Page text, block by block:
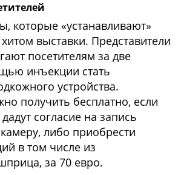
которые «устанавливают»
выставки. Представители
посетителям за две
инъекции стать
устройства.
получить бесплатно, если
согласие на запись
либо приобрести
в том числе из
за 70 евро.